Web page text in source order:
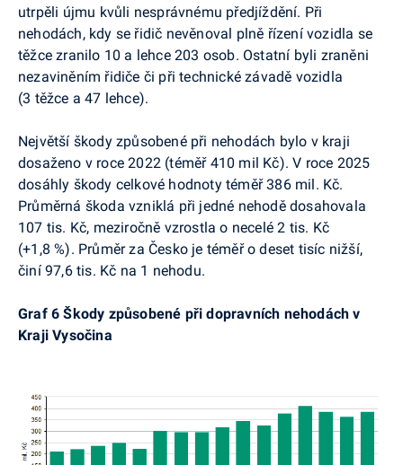
utrpěli újmu kvůli nesprávnému předjíždění. Při
nehodách, kdy se řidič nevěnoval plně řízení vozidla se
těžce zranilo 10 a lehce 203 osob. Ostatní byli zraněni
nezaviněním řidiče či při technické závadě vozidla
(3 těžce a 47 lehce).
Největší škody způsobené při nehodách bylo v kraji
dosaženo v roce 2022 (téměř 410 mil Kč). V roce 2025
dosáhly škody celkové hodnoty téměř 386 mil. Kč.
Průměrná škoda vzniklá při jedné nehodě dosahovala
107 tis. Kč, meziročně vzrostla o necelé 2 tis. Kč
(+1,8 %). Průměr za Česko je téměř o deset tisíc nižší,
činí 97,6 tis. Kč na 1 nehodu.
Graf 6 Škody způsobené při dopravních nehodách v
Kraji Vysočina